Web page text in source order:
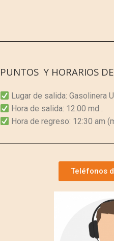
PUNTOS Y HORARIOS
Lugar de salida: Gasolinera
Hora de salida: 12:00 md .
Hora de regreso: 12:30 am
Teléfonos